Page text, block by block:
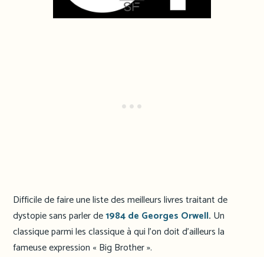
Difficile de faire une liste des meilleurs livres traitant de
dystopie sans parler de1984 de Georges Orwell. Un
classique parmi les classique à qui l’on doit d’ailleurs la
fameuse expression « Big Brother ».